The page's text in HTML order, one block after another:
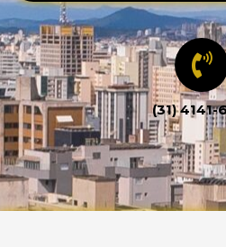
(31) 4141-